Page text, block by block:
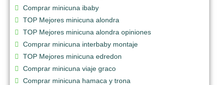
Comprar minicuna ibaby
TOP Mejores minicuna alondra
TOP Mejores minicuna alondra opiniones
Comprar minicuna interbaby montaje
TOP Mejores minicuna edredon
Comprar minicuna viaje graco
Comprar minicuna hamaca y trona